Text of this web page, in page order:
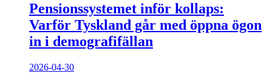
Pensionssystemet inför kollaps:
Varför Tyskland går med öppna ögon
in i demografifällan
2026-04-30